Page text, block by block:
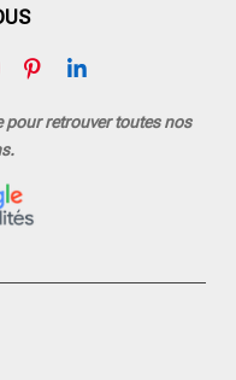
P
n
s
t
L
n
pour retrouver toutes nos